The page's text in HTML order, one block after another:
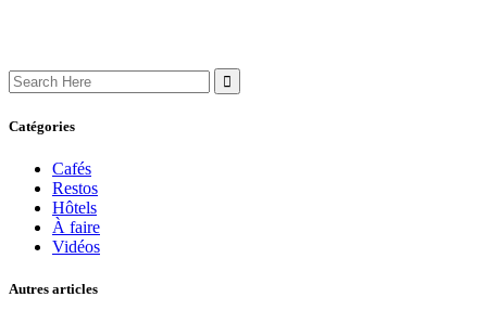
Search
for:
Catégories
Cafés
Restos
Hôtels
À faire
Vidéos
Autres articles